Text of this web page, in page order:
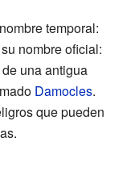
temporal:
nombre oficial:
una antigua
Damocles.
que pueden